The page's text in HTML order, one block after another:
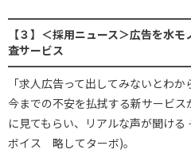
【３】＜採用ニュース＞広告を水
査サービス
「求人広告って出してみないとわ
今までの不安を払拭する新サービ
に見てもらい、リアルな声が聞ける
ボイス 略してターボ)。